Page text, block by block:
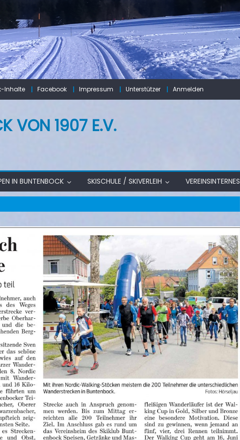
Inhalte Facebook Impressum Unterstützer Anmelden
VON 1907 E.V.
IN BUNTENBOCK SKISCHULE / SKIVERLEIH VEREINSINTERNES